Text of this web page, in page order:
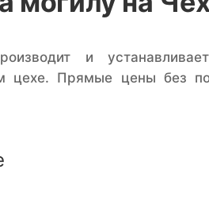
и
цехе. Прямые цены без